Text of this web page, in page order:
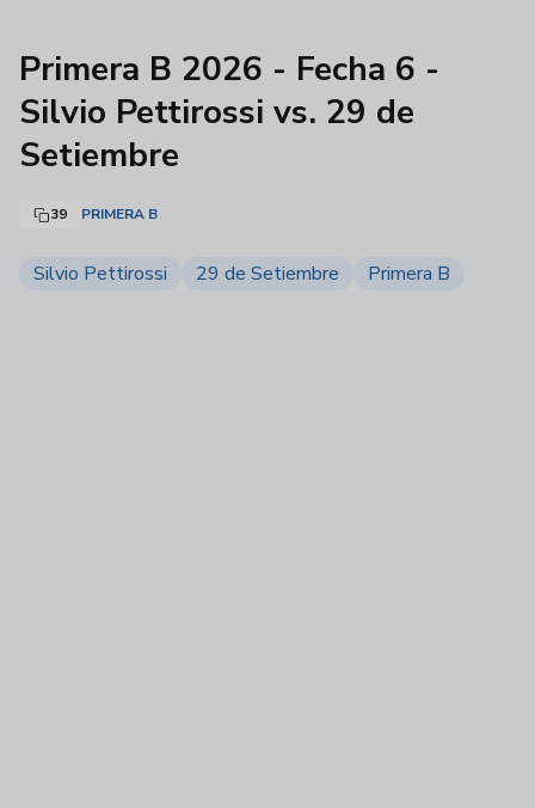
Primera B 2026 - Fecha 6 -
Silvio Pettirossi vs. 29 de
Setiembre
39 PRIMERA B
Silvio Pettirossi 29 de Setiembre Primera B